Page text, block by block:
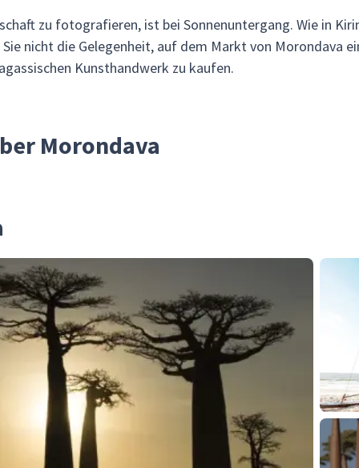
zu fotografieren, ist bei Sonnenuntergang. Wie in
nicht die Gelegenheit, auf dem Markt von Morondava
Kunsthandwerk zu kaufen.
Morondava